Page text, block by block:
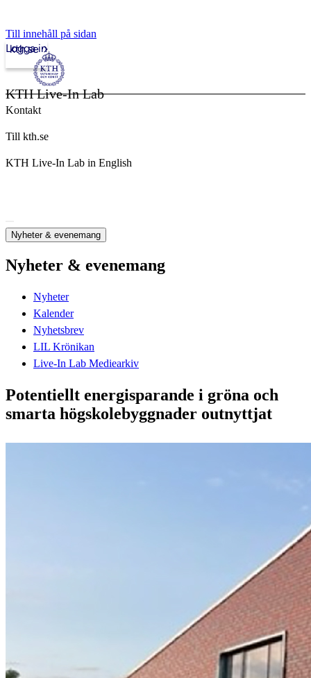
Till innehåll på sidan
kth.se
Logga in
KTH Live-In Lab
Kontakt
Till kth.se
KTH Live-In Lab in English
Nyheter & evenemang
Nyheter & evenemang
Nyheter
Kalender
Nyhetsbrev
LIL Krönikan
Live-In Lab Mediearkiv
Potentiellt energisparande i gröna och
smarta högskolebyggnader outnyttjat